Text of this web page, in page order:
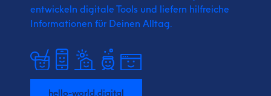
entwickeln digitale Tools und liefern hilfreiche
Informationen für Deinen Alltag.
hello-world.digital